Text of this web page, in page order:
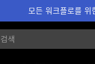
모든 워크플로를 위